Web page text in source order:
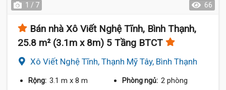
1 / 7 66
Bán nhà Xô Viết Nghệ Tĩnh, Bình Thạnh,
25.8 m² (3.1m x 8m) 5 Tầng BTCT
Xô Viết Nghệ Tĩnh, Thạnh Mỹ Tây, Bình Thạnh
Rộng: 3.1 m x 8 m Phòng ngủ: 2 phòng